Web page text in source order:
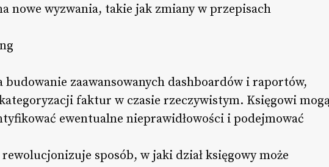
nowe wyzwania, takie jak zmiany w przepisach
budowanie zaawansowanych dashboardów i raportów,
faktur w czasie rzeczywistym. Księgowi
ewentualne nieprawidłowości i podejmować
sposób, w jaki dział księgowy może